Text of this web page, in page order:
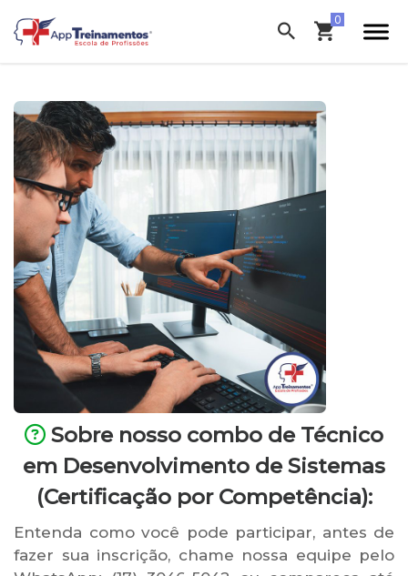
Sobre nosso combo de Técnico
em Desenvolvimento de Sistemas
(Certificação por Competência):
Entenda como você pode participar, antes de
fazer sua inscrição, chame nossa equipe pelo